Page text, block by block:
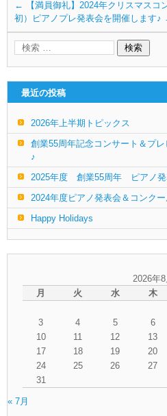
←
【満員御礼】2024年クリスマスコ
初）ピアノプレ発表会を開催します♪
最近の投稿
2026年上半期トピックス
創業55周年記念コンサート＆プ
♪
2025年度 創業55周年 ピアノ発
2024年度ピアノ発表会＆コンクー
Happy Holidays
2026年8
月
火 水 木
3
4 5 6
10
11 12 13
17
18 19 20
24
25 26 27
31
« 7月